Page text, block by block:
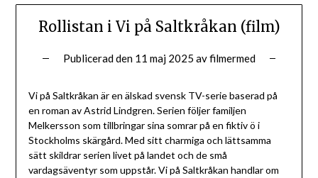
Rollistan i Vi på Saltkråkan (film)
Publicerad den 11 maj 2025 avfilmermed
Vi på Saltkråkan är en älskad svensk TV-serie baserad på
en roman av Astrid Lindgren. Serien följer familjen
Melkersson som tillbringar sina somrar på en fiktiv ö i
Stockholms skärgård. Med sitt charmiga och lättsamma
sätt skildrar serien livet på landet och de små
vardagsäventyr som uppstår. Vi på Saltkråkan handlar om